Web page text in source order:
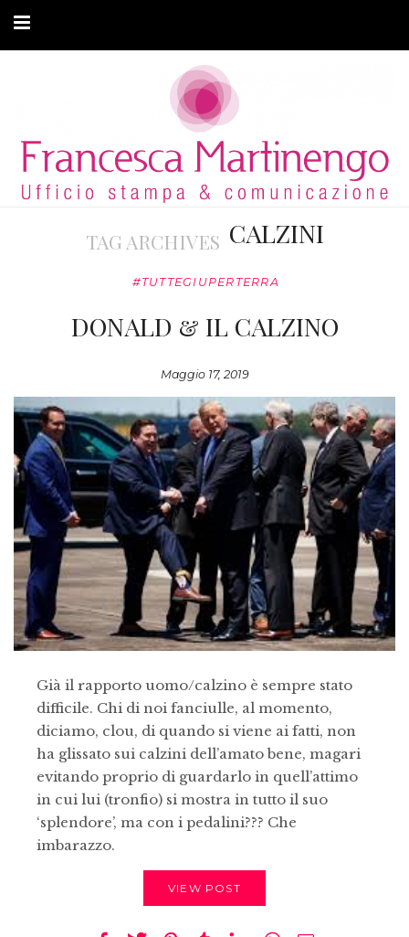
ARTICOLI
MODA ADATTIVA
CONTATTITAG ARCHIVES CALZINI
#TUTTEGIUPERTERRA
DONALD & IL CALZINO
Maggio 17, 2019
Già il rapporto uomo/calzino è sempre stato
difficile. Chi di noi fanciulle, al momento,
diciamo, clou, di quando si viene ai fatti, non
ha glissato sui calzini dell’amato bene, magari
evitando proprio di guardarlo in quell’attimo
in cui lui (tronfio) si mostra in tutto il suo
‘splendore’, ma con i pedalini??? Che
imbarazzo.
VIEW POST